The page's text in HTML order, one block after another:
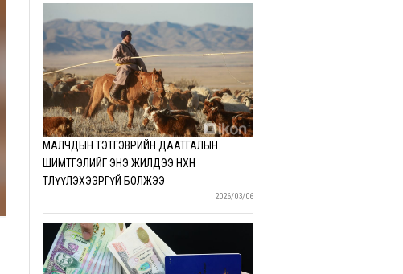
МАЛЧДЫН ТЭТГЭВРИЙН ДААТГАЛЫН
ШИМТГЭЛИЙГ ЭНЭ ЖИЛДЭЭ НӨХӨН
ТӨЛҮҮЛЭХЭЭРГҮЙ БОЛЖЭЭ
2026/03/06